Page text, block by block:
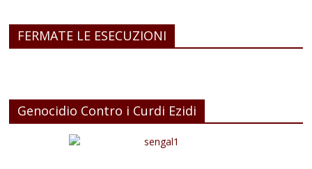
FERMATE LE ESECUZIONI
Genocidio Contro i Curdi Ezidi